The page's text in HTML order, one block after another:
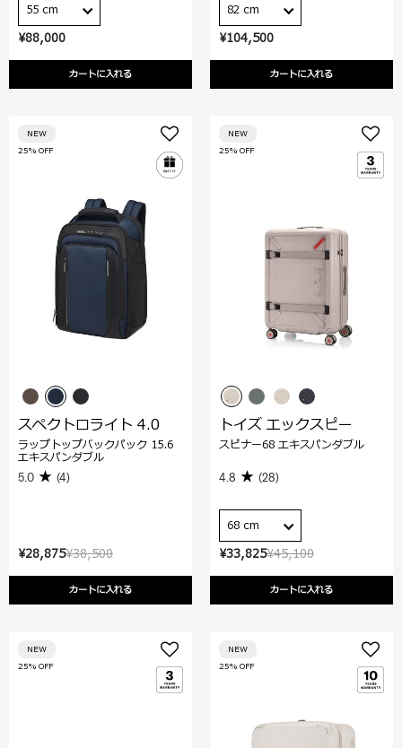
¥88,000
カートに入れる
55 cm
¥104,500
カートに入れる
82 cm
¥38,500
¥28,875
カートに入れる
25% OFF
NEW
スペクトロライト 4.0
ラップトップバックパック 15.6
エキスパンダブル
5.0 (4)
¥45,100
¥33,825
カートに入れる
25% OFF
NEW
トイズ エックスピー
スピナー68 エキスパンダブル
4.8 (28)
68 cm
25% OFF
NEW
25% OFF
NEW